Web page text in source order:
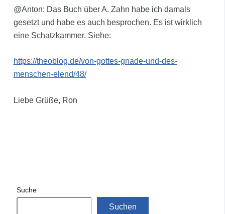
@Anton: Das Buch über A. Zahn habe ich damals
gesetzt und habe es auch besprochen. Es ist wirklich
eine Schatzkammer. Siehe:
https://theoblog.de/von-gottes-gnade-und-des-
menschen-elend/48/
Liebe Grüße, Ron
Suche
Suchen